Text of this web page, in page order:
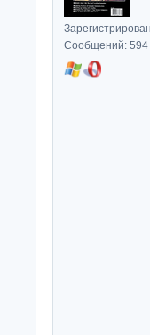
Сообщений: 594